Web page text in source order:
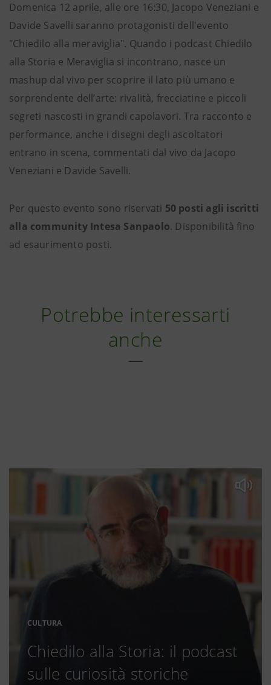
Domenica 12 aprile, alle ore 16:30, Jacopo Veneziani e
Davide Savelli saranno protagonisti dell'evento
"Chiedilo alla meraviglia". Quando i podcast Chiedilo
alla Storia e Meraviglia si incontrano, nasce un
mashup dal vivo per scoprire il lato più umano e
sorprendente dell’arte: rivalità, frecciatine e piccoli
segreti nascosti in grandi capolavori. Tra racconto e
performance, anche i disegni degli ascoltatori
entrano in scena, commentati dal vivo da Jacopo
Veneziani e Davide Savelli.
Per questo evento sono riservati 50 posti agli iscritti
alla community Intesa Sanpaolo. Disponibilità fino
ad esaurimento posti.
Potrebbe interessarti
anche
CULTURA
Chiedilo alla Storia: il podcast
sulle curiosità storiche